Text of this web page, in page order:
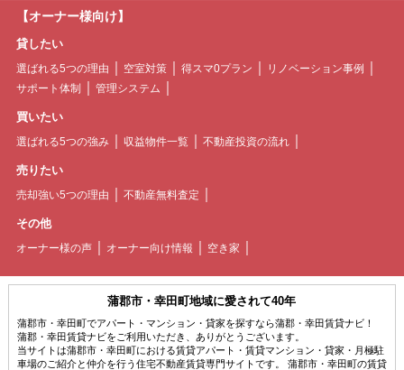
【オーナー様向け】
貸したい
選ばれる5つの理由 空室対策 得スマ0プラン
リノベーション事例
サポート体制
管理システム
買いたい
選ばれる5つの強み 収益物件一覧 不動産投資の流れ
売りたい
売却強い5つの理由 不動産無料査定
その他
オーナー様の声 オーナー向け情報 空き家
蒲郡市・幸田町地域に愛されて40年
蒲郡市・幸田町でアパート・マンション・貸家を探すなら蒲郡・幸田賃貸ナビ！
蒲郡・幸田賃貸ナビをご利用いただき、ありがとうございます。
当サイトは蒲郡市・幸田町における賃貸アパート・賃貸マンション・貸家・月極駐
車場のご紹介と仲介を行う住宅不動産賃貸専門サイトです。 蒲郡市・幸田町の賃貸